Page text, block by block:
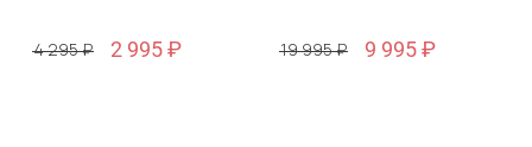
4 295 ₽ 2 995 ₽ 19 995 ₽ 9 995 ₽